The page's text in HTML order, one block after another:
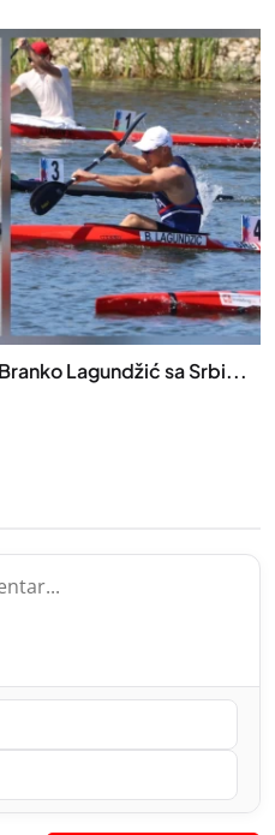
Lagundžić sa Srbi...